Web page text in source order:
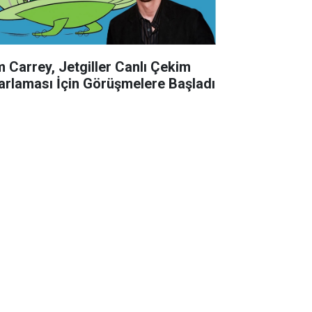
Carrey, Jetgiller Canlı Çekim
İçin Görüşmelere Başladı